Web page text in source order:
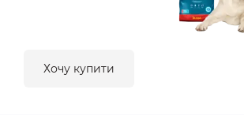
Хочу купити